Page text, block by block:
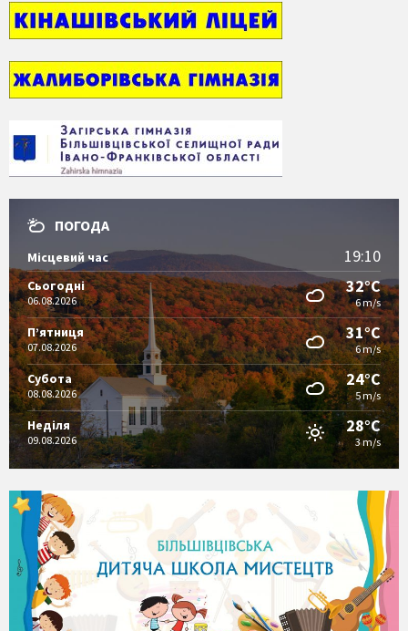
ПОГОДА
Місцевий час 19:10
Сьогодні
06.08.2026
32°C
6 m/s
П’ятниця
07.08.2026
31°C
6 m/s
Субота
08.08.2026
24°C
5 m/s
Неділя
09.08.2026
28°C
3 m/s